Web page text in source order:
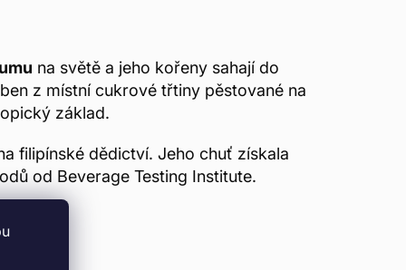
na světě a jeho kořeny sahají do
z místní cukrové třtiny pěstované na
základ.
filipínské dědictví. Jeho chuť získala
od Beverage Testing Institute.